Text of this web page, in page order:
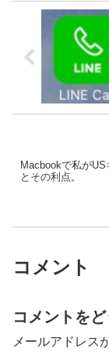
Macbookで私が
とその利点。
コメント
コメントを
メールアドレス